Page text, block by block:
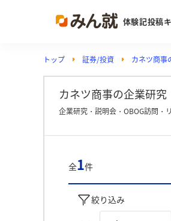
体験記投稿
トップ 証券/投資 カネツ商事
カネツ商事の企業研究
企業研究・説明会・OBOG訪問・
全1件
絞り込み